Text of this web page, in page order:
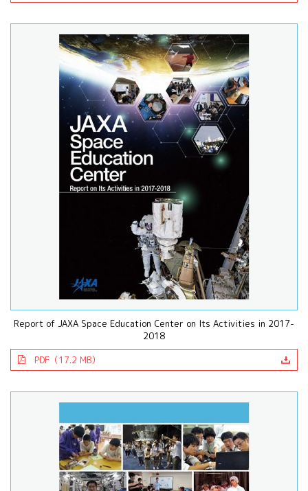
Report of JAXA Space Education Center on Its Activities in 2017-
2018
PDF（17.2 MB）